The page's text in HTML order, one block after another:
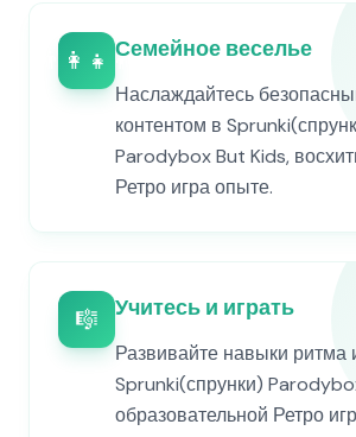
👨‍👩‍👧‍👦Семейное веселье
Наслаждайтесь
контентом в
Parodybox But Kids,
Ретро игра опыте.
🎼 Учитесь и играть
Развивайте навыки ритма
Sprunki(спрунки)
образовательной Ретро